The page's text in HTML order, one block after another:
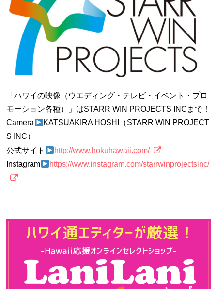
「ハワイの映像（ウエディング・テレビ・イベント・プロ
モーション各種）」はSTARR WIN PROJECTS INCまで！
Camera
KATSUAKIRA HOSHI（STARR WIN PROJECT
S INC）
公式サイト
http://www.hokuhawaii.com/
Instagram
https://www.instagram.com/starrwinprojectsinc/